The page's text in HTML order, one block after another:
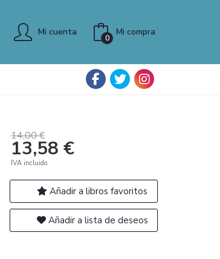
Mi cuenta Mi compra
0
14,00 €
13,58 €
IVA incluido
Añadir a libros favoritos
Añadir a lista de deseos